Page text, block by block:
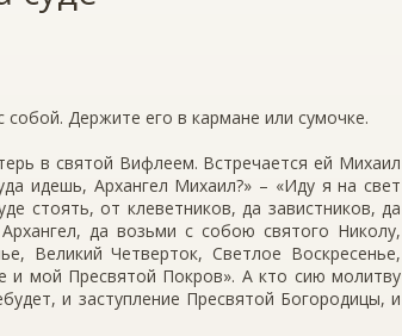
собой. Держите его в кармане или сумочке.
в святой Вифлеем. Встречается ей Михаил
идешь, Архангел Михаил?» – «Иду я на свет
стоять, от клеветников, да завистников, да
да возьми с собою святого Николу,
Великий Четверток, Светлое Воскресенье,
и мой Пресвятой Покров». А кто сию молитву
и заступление Пресвятой Богородицы, и